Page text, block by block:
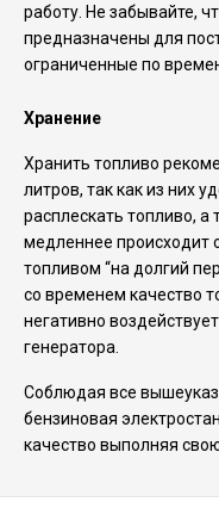
работу. Не забывайте,
предназначены для
ограниченные по
Хранение
Хранить топливо
литров, так как из них
расплескать топливо, а
медленнее происходит
топливом “на долгий
со временем качество
негативно
генератора.
Соблюдая все
бензиновая
качество выполняя